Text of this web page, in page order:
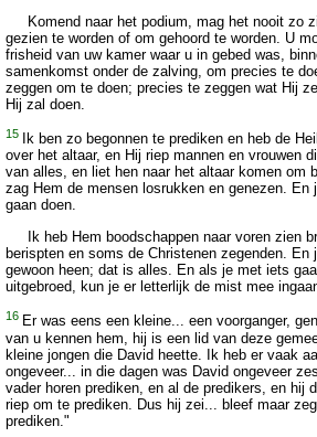
Komend naar het podium, mag het nooit zo
gezien te worden of om gehoord te worden. U
frisheid van uw kamer waar u in gebed was,
samenkomst onder de zalving, om precies te
zeggen om te doen; precies te zeggen wat Hij
Hij zal doen.
15
Ik ben zo begonnen te prediken en heb de
over het altaar, en Hij riep mannen en vrouwen
van alles, en liet hen naar het altaar komen om
zag Hem de mensen losrukken en genezen. En
gaan doen.
Ik heb Hem boodschappen naar voren zien
berispten en soms de Christenen zegenden. En
gewoon heen; dat is alles. En als je met iets
uitgebroed, kun je er letterlijk de mist mee
16 Er was eens een kleine... een voorganger,
van u kennen hem, hij is een lid van deze
kleine jongen die David heette. Ik heb er vaak
ongeveer... in die dagen was David ongeveer
vader horen prediken, en al de predikers, en hij
riep om te prediken. Dus hij zei... bleef maar
prediken."